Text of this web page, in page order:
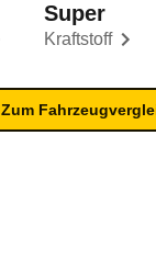
Kraftstoff
Super
Zum